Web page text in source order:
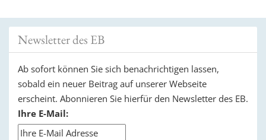
Newsletter des EB
Ab sofort können Sie sich benachrichtigen lassen,
sobald ein neuer Beitrag auf unserer Webseite
erscheint. Abonnieren Sie hierfür den Newsletter des EB.
Ihre E-Mail: